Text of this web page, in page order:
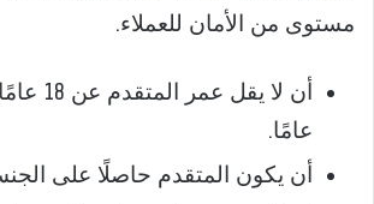
مستوى من الأمان للعملاء.
عامًا.
أن يكون المتقدم حاصلًا على